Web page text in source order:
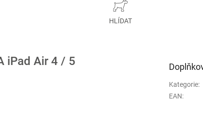
HLÍDAT
iPad Air 4 / 5
Kategorie:
EAN: